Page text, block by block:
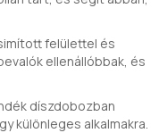
felülettel és
ellenállóbbak, és
díszdobozban
különleges alkalmakra.